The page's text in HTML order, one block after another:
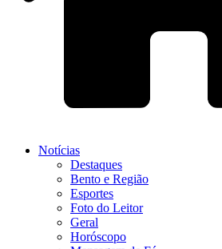
Notícias
Destaques
Bento e Região
Esportes
Foto do Leitor
Geral
Horóscopo